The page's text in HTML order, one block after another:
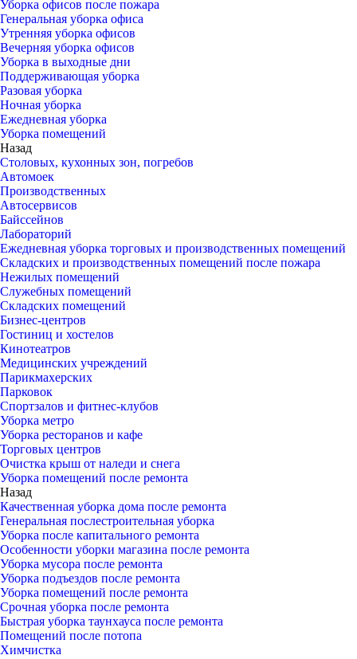
Уборка офисов после пожара
Генеральная уборка офиса
Утренняя уборка офисов
Вечерняя уборка офисов
Уборка в выходные дни
Поддерживающая уборка
Разовая уборка
Ночная уборка
Ежедневная уборка
Уборка помещений
Назад
Столовых, кухонных зон, погребов
Автомоек
Производственных
Автосервисов
Байссейнов
Лабораторий
Ежедневная уборка торговых и производственных помещений
Складских и производственных помещений после пожара
Нежилых помещений
Служебных помещений
Складских помещений
Бизнес-центров
Гостиниц и хостелов
Кинотеатров
Медицинских учреждений
Парикмахерских
Парковок
Спортзалов и фитнес-клубов
Уборка метро
Уборка ресторанов и кафе
Торговых центров
Очистка крыш от наледи и снега
Уборка помещений после ремонта
Назад
Качественная уборка дома после ремонта
Генеральная послестроительная уборка
Уборка после капитального ремонта
Особенности уборки магазина после ремонта
Уборка мусора после ремонта
Уборка подъездов после ремонта
Уборка помещений после ремонта
Срочная уборка после ремонта
Быстрая уборка таунхауса после ремонта
Помещений после потопа
Химчистка